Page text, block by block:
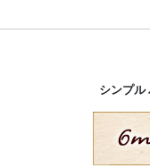
シンプル